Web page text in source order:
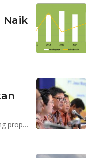
Naik
Dua paket kebijakan ekonomi ini sangat baik untuk perusahaan yang bergerak di bidang properti dan infrastruktur.